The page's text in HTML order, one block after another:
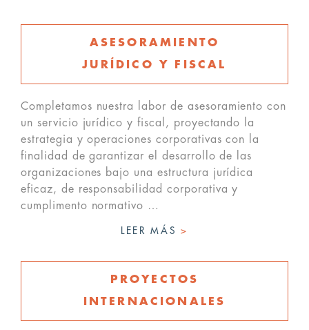
ASESORAMIENTO
JURÍDICO Y FISCAL
Completamos nuestra labor de asesoramiento con
un servicio jurídico y fiscal, proyectando la
estrategia y operaciones corporativas con la
finalidad de garantizar el desarrollo de las
organizaciones bajo una estructura jurídica
eficaz, de responsabilidad corporativa y
cumplimento normativo …
LEER MÁS>
PROYECTOS
INTERNACIONALES